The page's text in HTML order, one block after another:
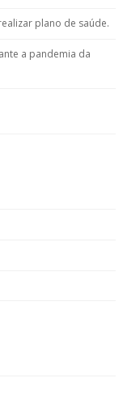
plano de saúde.
a pandemia da